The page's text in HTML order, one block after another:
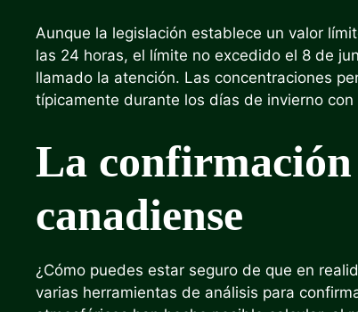
Aunque la legislación establece un valor
las 24 horas, el límite no excedido el 8 de
llamado la atención. Las concentraciones
típicamente durante los días de invierno
La
canadiense
¿Cómo puedes estar seguro de que en
varias herramientas de análisis para